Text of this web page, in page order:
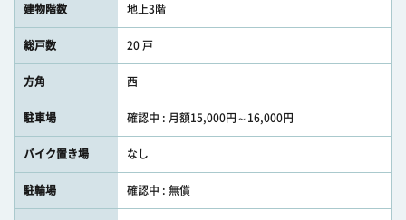
建物階数 地上3階
総戸数 20 戸
方角 西
駐車場 確認中 : 月額15,000円～16,000円
バイク置き場 なし
駐輪場 確認中 : 無償